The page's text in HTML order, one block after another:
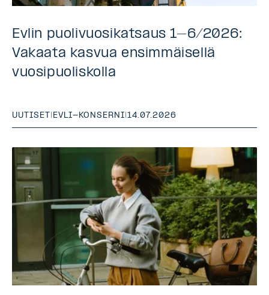
Evlin puolivuosikatsaus 1–6/2026:
Vakaata kasvua ensimmäisellä
vuosipuoliskolla
UUTISET | EVLI-KONSERNI|14.07.2026